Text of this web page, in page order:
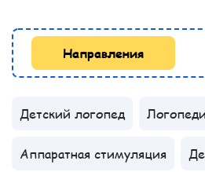
Направления
Детский логопед
Аппаратная стимуляция